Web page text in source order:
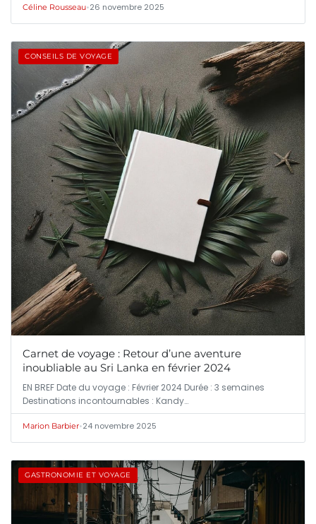
Céline Rousseau•26 novembre 2025
CONSEILS DE VOYAGE
Carnet de voyage : Retour d’une aventure
inoubliable au Sri Lanka en février 2024
EN BREF Date du voyage : Février 2024 Durée : 3 semaines
Destinations incontournables : Kandy…
Marion Barbier•24 novembre 2025
GASTRONOMIE ET VOYAGE